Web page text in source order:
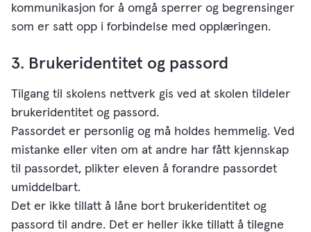
kommunikasjon for å omgå sperrer og begrensinger
som er satt opp i forbindelse med opplæringen.
3. Brukeridentitet og passord
Tilgang til skolens nettverk gis ved at skolen tildeler
brukeridentitet og passord.
Passordet er personlig og må holdes hemmelig. Ved
mistanke eller viten om at andre har fått kjennskap
til passordet, plikter eleven å forandre passordet
umiddelbart.
Det er ikke tillatt å låne bort brukeridentitet og
passord til andre. Det er heller ikke tillatt å tilegne